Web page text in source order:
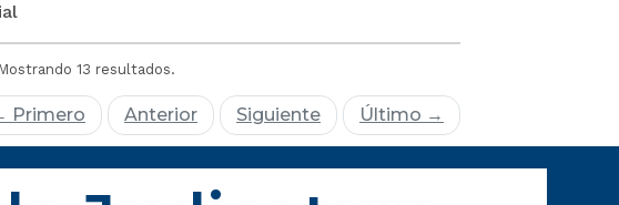
Mostrando 13 resultados.
Primero Anterior Siguiente Último →